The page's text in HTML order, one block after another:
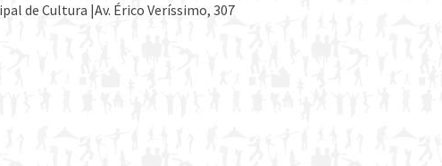
de Cultura |Av. Érico Veríssimo, 307